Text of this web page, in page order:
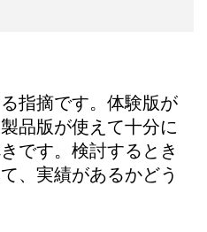
指摘です。体験版が
品版が使えて十分に
です。検討するとき
、実績があるかどう